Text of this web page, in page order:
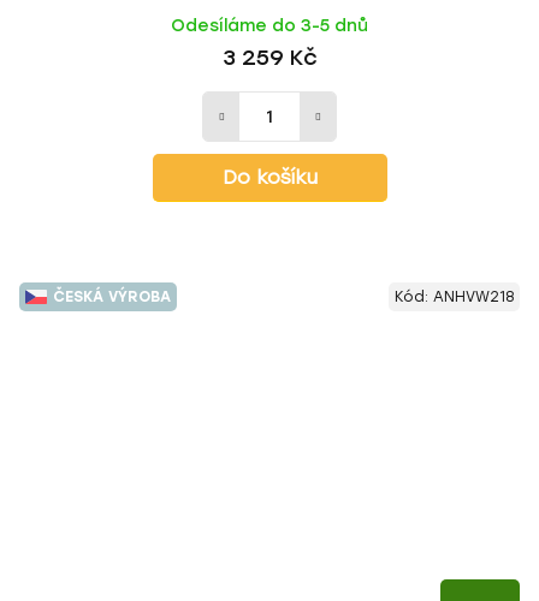
Odesíláme do 3-5 dnů
3 259 Kč
Do košíku
ČESKÁ VÝROBA Kód: ANHVW218